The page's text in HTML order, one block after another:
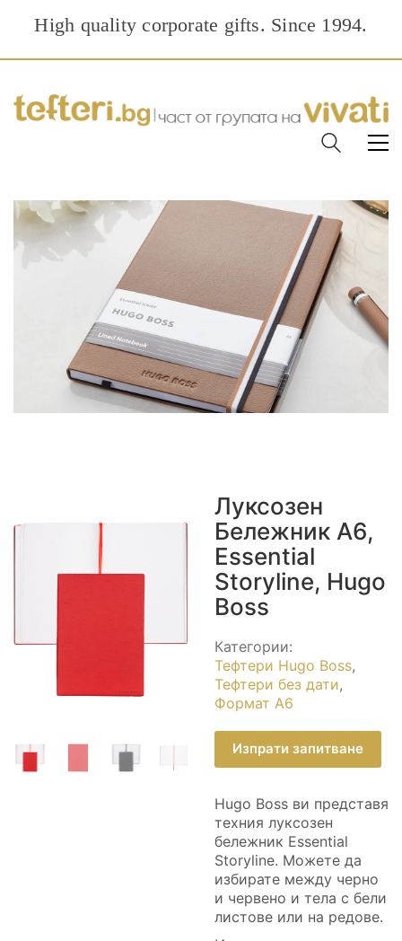
High quality corporate gifts. Since 1994.
Луксозен
Бележник A6,
Essential
Storyline, Hugo
Boss
Категории:
Тефтери Hugo Boss,
Тефтери без дати,
Формат А6
Изпрати запитване
Hugo Boss ви представя
техния луксозен
бележник Essential
Storyline. Можете да
избирате между черно
и червено и тела с бели
листове или на редове.